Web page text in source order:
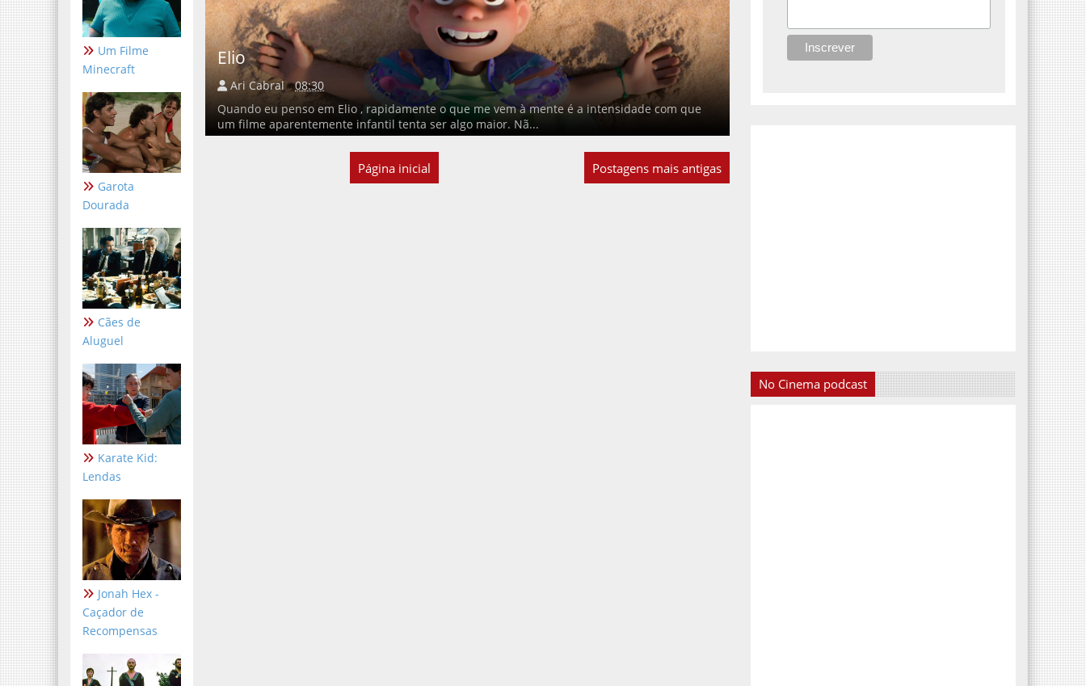
Um Filme
Minecraft
Garota
Dourada
Cães de
Aluguel
Karate Kid:
Lendas
Jonah Hex -
Caçador de
Recompensas
Elio
Ari Cabral
08:30
Quando eu penso em Elio , rapidamente o que me vem à mente é a intensidade com que
um filme aparentemente infantil tenta ser algo maior. Nã...
Postagens mais antigas
Página inicial
No Cinema podcast